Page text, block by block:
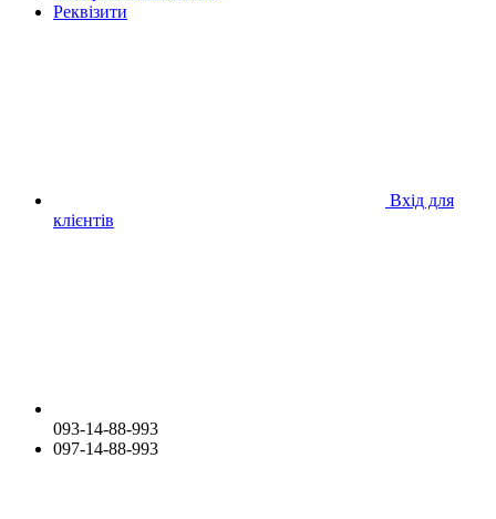
Реквізити
Вхід для
клієнтів
093-14-88-993
097-14-88-993